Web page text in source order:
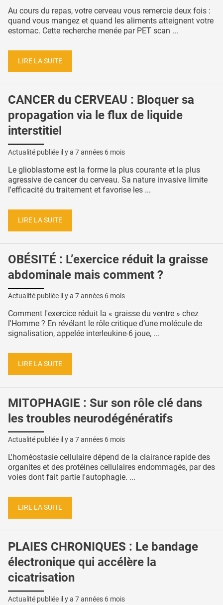
Au cours du repas, votre cerveau vous remercie deux fois :
quand vous mangez et quand les aliments atteignent votre
estomac. Cette recherche menée par PET scan ...
LIRE LA SUITE
CANCER du CERVEAU : Bloquer sa
propagation via le flux de liquide
interstitiel
Actualité publiée il y a 7 années 6 mois
Le glioblastome est la forme la plus courante et la plus
agressive de cancer du cerveau. Sa nature invasive limite
l'efficacité du traitement et favorise les ...
LIRE LA SUITE
OBÉSITÉ : L’exercice réduit la graisse
abdominale mais comment ?
Actualité publiée il y a 7 années 6 mois
Comment l'exercice réduit la « graisse du ventre » chez
l'Homme ? En révélant le rôle critique d’une molécule de
signalisation, appelée interleukine-6 ​​joue, ...
LIRE LA SUITE
MITOPHAGIE : Sur son rôle clé dans
les troubles neurodégénératifs
Actualité publiée il y a 7 années 6 mois
L'homéostasie cellulaire dépend de la clairance rapide des
organites et des protéines cellulaires endommagés, par des
voies dont fait partie l'autophagie. ...
LIRE LA SUITE
PLAIES CHRONIQUES : Le bandage
électronique qui accélère la
cicatrisation
Actualité publiée il y a 7 années 6 mois